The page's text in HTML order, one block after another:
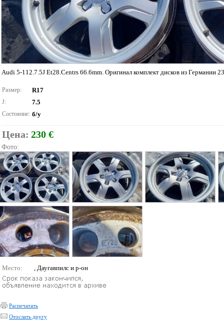
Audi 5-112.7.5J Et28.Centrs 66.6mm. Оригинал комплект дисков из Германии
Размер: R17
J: 7.5
Состояние: б/у
Цена: 230 €
Фото:
Место: , Даугавпилс и р-он
Распечатать
Отослать другу